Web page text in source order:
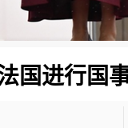
国进行国